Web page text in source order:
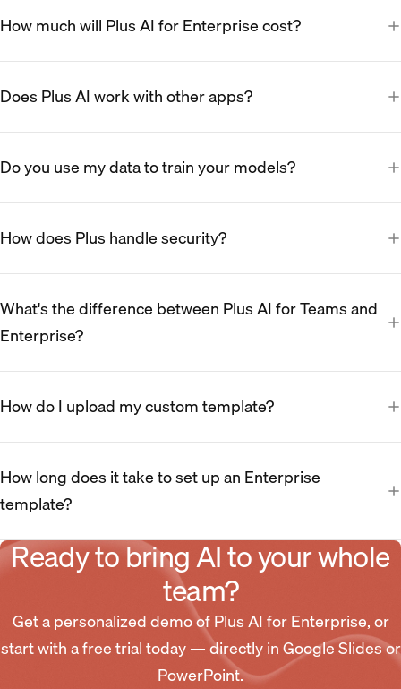
How much will Plus AI for Enterprise cost?
Does Plus AI work with other apps?
Do you use my data to train your models?
How does Plus handle security?
What's the difference between Plus AI for Teams and
Enterprise?
How do I upload my custom template?
How long does it take to set up an Enterprise
template?
Ready to bring AI to your whole
team?
Get a personalized demo of Plus AI for Enterprise, or
start with a free trial today — directly in Google Slides or
PowerPoint.